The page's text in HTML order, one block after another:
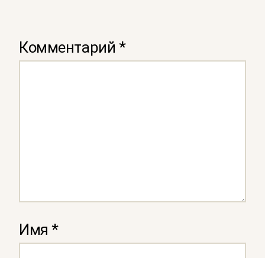
Комментарий *
Имя*